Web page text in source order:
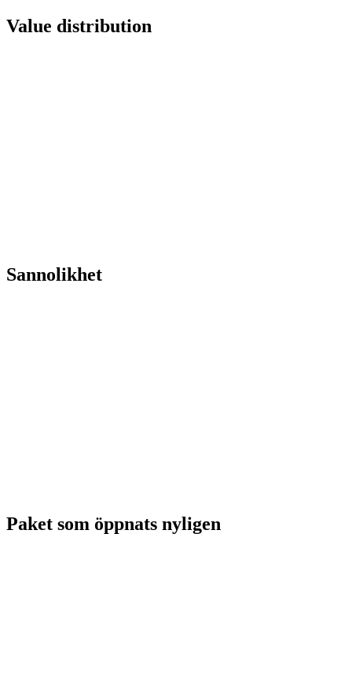
Value distribution
Sannolikhet
Paket som öppnats nyligen